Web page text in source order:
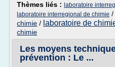
Thèmes liés : laboratoire
laboratoire interregional de chimie /
chimie / laboratoire de
chimie
Les moyens
prévention : Le ...